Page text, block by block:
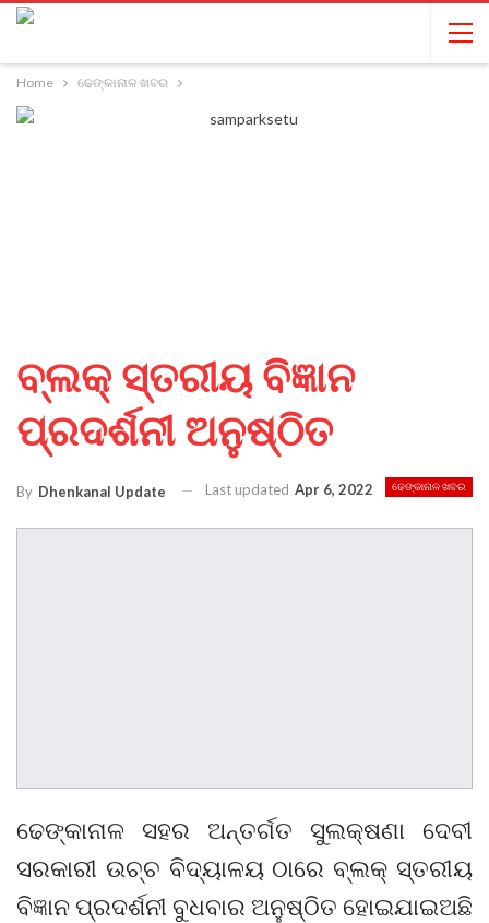
Home ଢେଙ୍କାନାଳ ଖବର
ବ୍ଲକ୍ ସ୍ତରୀୟ ବିଜ୍ଞାନ
ପ୍ରଦର୍ଶନୀ ଅନୁଷ୍ଠିତ
ଢେଙ୍କାନାଳ ଖବର
By Dhenkanal Update Last updated Apr 6, 2022
ଢେଙ୍କାନାଳ ସହର ଅନ୍ତର୍ଗତ ସୁଲକ୍ଷଣା ଦେବୀ
ସରକାରୀ ଉଚ୍ଚ ବିଦ୍ୟାଳୟ ଠାରେ ବ୍ଲକ୍‌ ସ୍ତରୀୟ
ବିଜ୍ଞାନ ପ୍ରଦର୍ଶନୀ ବୁଧବାର ଅନୁଷ୍ଠିତ ହୋଇଯାଇଅଛି